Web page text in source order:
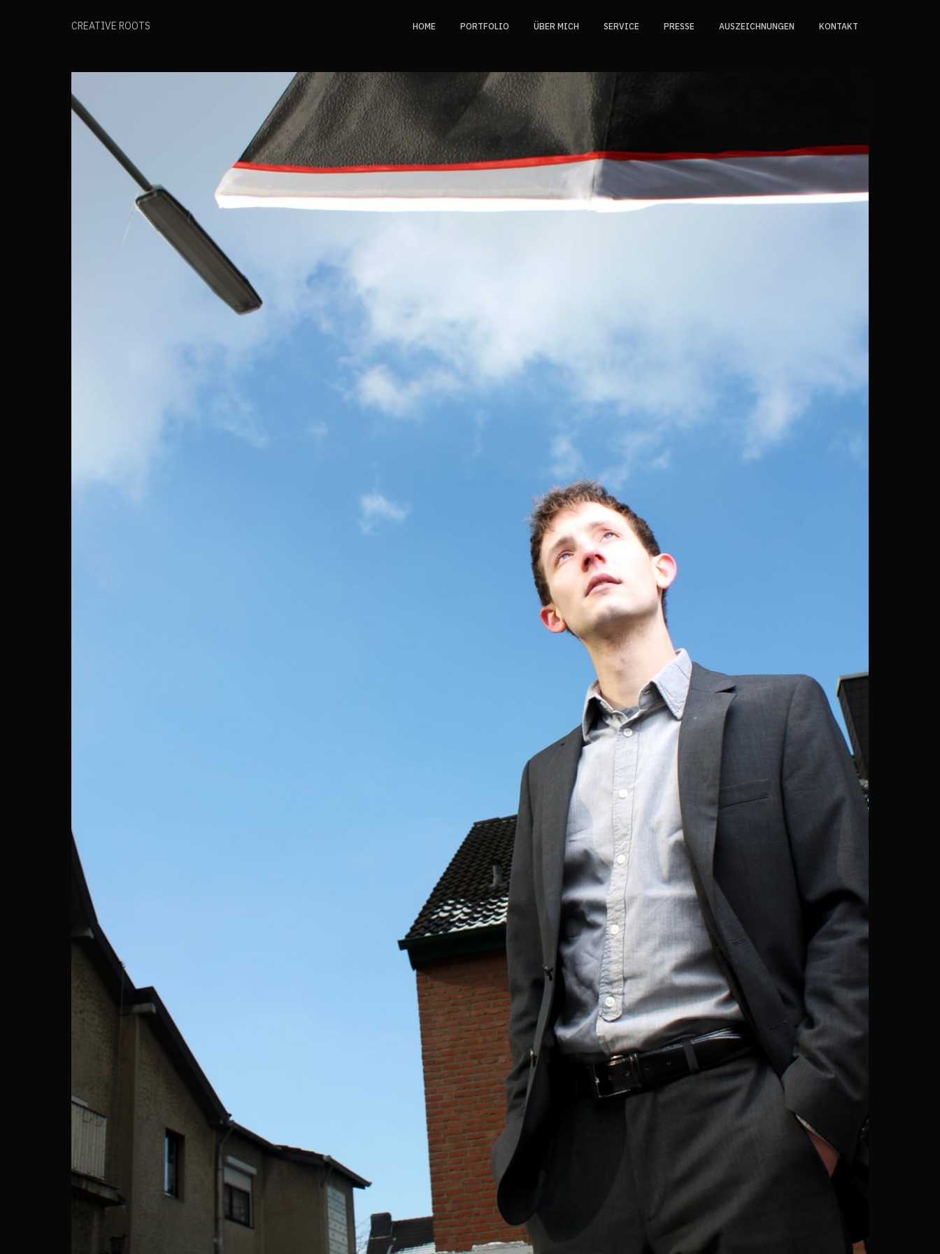
CREATIVE ROOTS HOME PORTFOLIO ÜBER MICH SERVICE PRESSE AUSZEICHNUNGEN KONTAKT